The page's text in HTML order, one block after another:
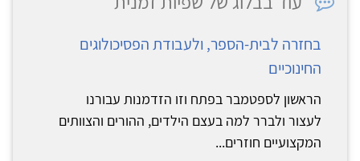
בחזרה לבית-הספר, ולעבודת הפסיכולוגים
החינוכיים
הראשון לספטמבר בפתח וזו הזדמנות עבורנו
לעצור ולברר למה בעצם הילדים, ההורים והצוותים
המקצועיים חוזרים...